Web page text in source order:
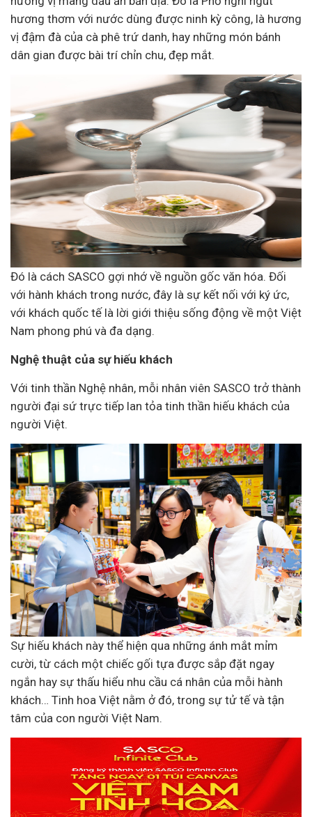
hương thơm với nước dùng được ninh kỳ công, là hương
vị đậm đà của cà phê trứ danh, hay những món bánh
dân gian được bài trí chỉn chu, đẹp mắt.
Đó là cách SASCO gợi nhớ về nguồn gốc văn hóa. Đối
với hành khách trong nước, đây là sự kết nối với ký ức,
với khách quốc tế là lời giới thiệu sống động về một Việt
Nam phong phú và đa dạng.
Nghệ thuật của sự hiếu khách
Với tinh thần Nghệ nhân, mỗi nhân viên SASCO trở thành
người đại sứ trực tiếp lan tỏa tinh thần hiếu khách của
người Việt.
Sự hiếu khách này thể hiện qua những ánh mắt mỉm
cười, từ cách một chiếc gối tựa được sắp đặt ngay
ngắn hay sự thấu hiểu nhu cầu cá nhân của mỗi hành
khách… Tinh hoa Việt nằm ở đó, trong sự tử tế và tận
tâm của con người Việt Nam.